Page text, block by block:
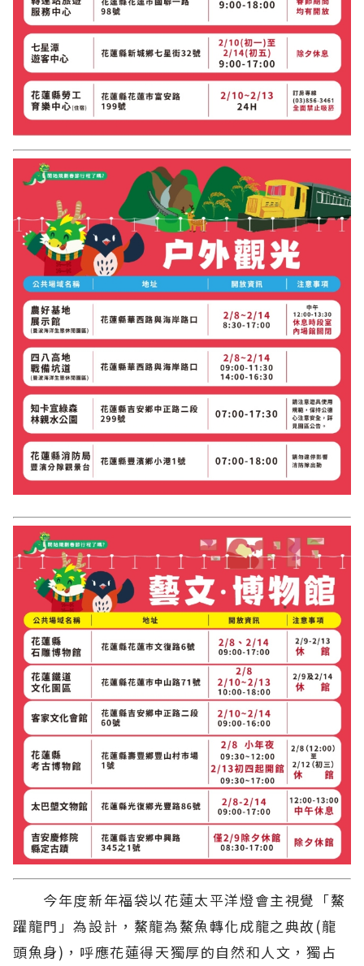
今年度新年福袋以花蓮太平洋燈會主視覺「鰲
躍龍門」為設計，鰲龍為鰲魚轉化成龍之典故(龍
頭魚身)，呼應花蓮得天獨厚的自然和人文，獨占